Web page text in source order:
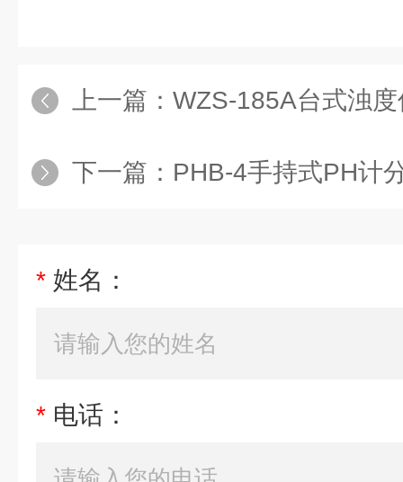
上一篇： WZS-185A台式浊
下一篇： PHB-4手持式PH计
* 姓名：
* 电话：